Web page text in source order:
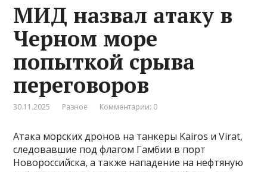
МИД назвал атаку в
Черном море
попыткой срыва
переговоров
30.11.2025 Разное Комментарии: 0
Атака морских дронов на танкеры Kairos и Virat,
следовавшие под флагом Гамбии в порт
Новороссийска, а также нападение на нефтяную